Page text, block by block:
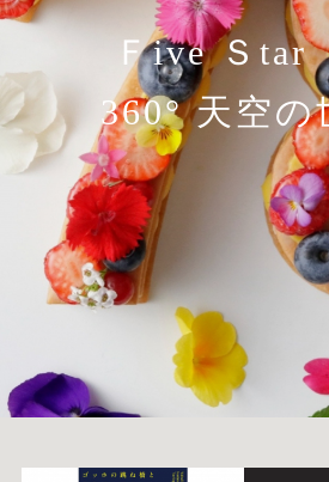
Ｆive Ｓtar
360° 天空の